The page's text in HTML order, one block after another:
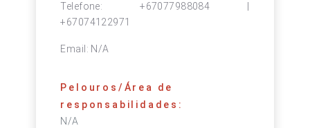
Telefone:+67077988084 |
+67074122971
Email: N/A
Pelouros/Área de
responsabilidades:
N/A